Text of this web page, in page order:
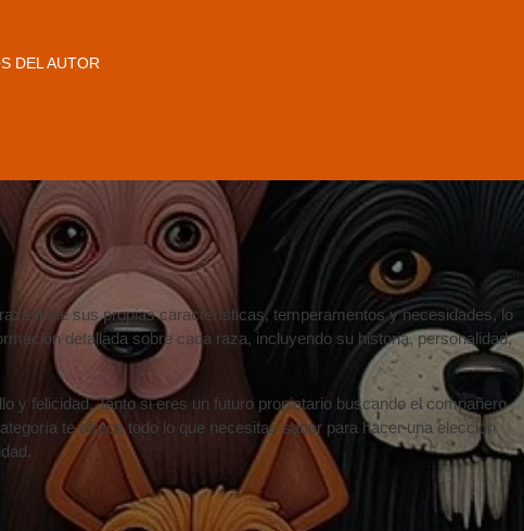
DEL AUTOR
tiene sus propias características, temperamentos y necesidades, lo
detallada sobre cada raza, incluyendo su historia, personalidad,
y felicidad. Tanto si eres un futuro propietario buscando el compañero
te ofrece todo lo que necesitas saber para hacer una elección